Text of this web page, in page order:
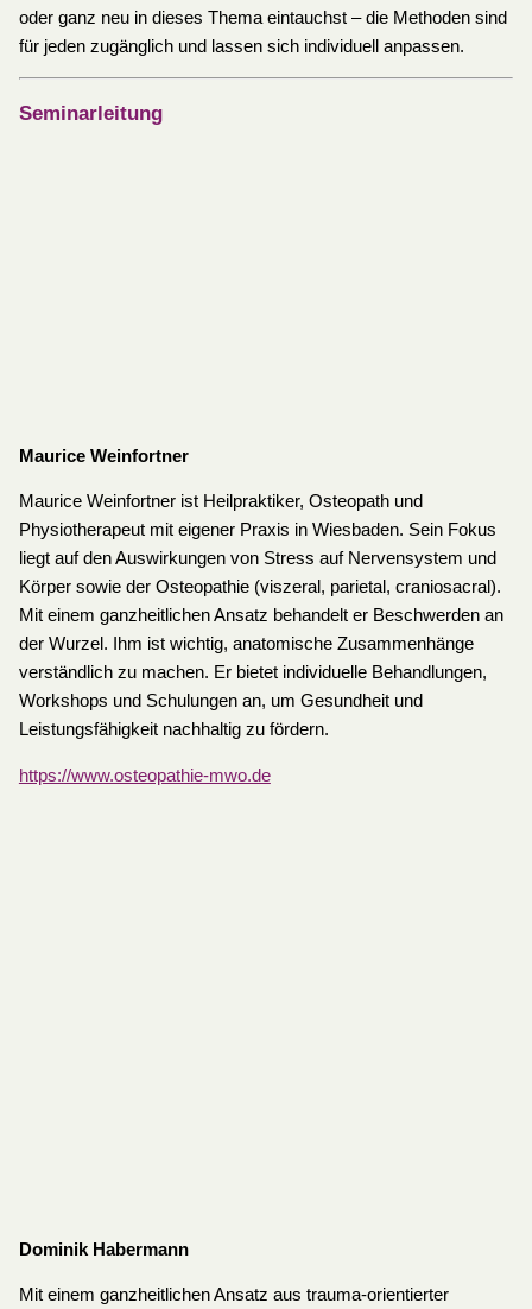
oder ganz neu in dieses Thema eintauchst – die Methoden sind
für jeden zugänglich und lassen sich individuell anpassen.
Seminarleitung
Maurice Weinfortner
Maurice Weinfortner ist Heilpraktiker, Osteopath und
Physiotherapeut mit eigener Praxis in Wiesbaden. Sein Fokus
liegt auf den Auswirkungen von Stress auf Nervensystem und
Körper sowie der Osteopathie (viszeral, parietal, craniosacral).
Mit einem ganzheitlichen Ansatz behandelt er Beschwerden an
der Wurzel. Ihm ist wichtig, anatomische Zusammenhänge
verständlich zu machen. Er bietet individuelle Behandlungen,
Workshops und Schulungen an, um Gesundheit und
Leistungsfähigkeit nachhaltig zu fördern.
https://www.osteopathie-mwo.de
Dominik Habermann
Mit einem ganzheitlichen Ansatz aus trauma-orientierter